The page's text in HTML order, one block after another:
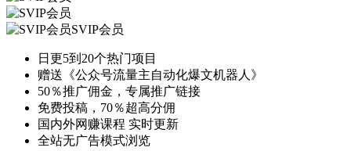
SVIP会员
日更5到20个热门项目
赠送《公众号流量主自动化爆文机器人》
50％推广佣金，专属推广链接
免费投稿，70％超高分佣
国内外网赚课程 实时更新
全站无广告模式浏览